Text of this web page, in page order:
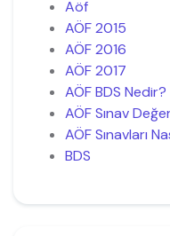
Aöf
AÖF 2015
AÖF 2016
AÖF 2017
AÖF BDS Nedir?
AÖF Sınav
AÖF Sınavları
BDS